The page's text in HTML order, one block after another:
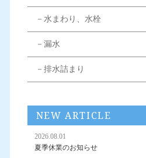
－水まわり、水栓
－漏水
－排水詰まり
NEW ARTICLE
2026.08.01
夏季休業のお知らせ